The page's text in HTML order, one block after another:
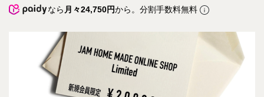
なら 月々24,750円から。分割手数料無料